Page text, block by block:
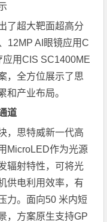
了超大靶面超高分
12MP AI眼镜应用C
应用CIS SC1400ME
，全方位展示了思
和产业布局。
道
，思特威新一代高
MicroLED作为光源
辐射特性，可将光
供电利用效率，有
力。面向50 米内短
，方案原生支持GP